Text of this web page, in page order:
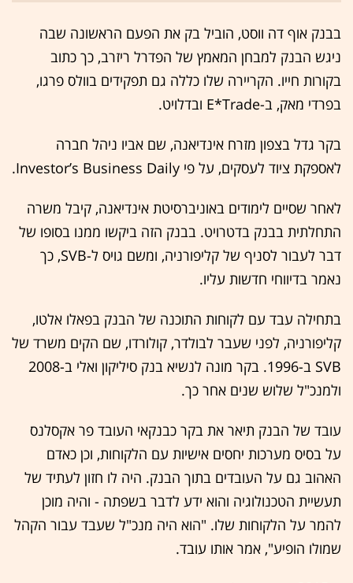
בבנק אוף דה ווסט, הוביל בק את הפעם הראשונה שבה
ניגש הבנק למבחן המאמץ של הפדרל ריזרב, כך כתוב
בקורות חייו. הקריירה שלו כללה גם תפקידים בוולס פרגו,
בפרדי מאק, ב-E*Trade ובדלויט.
בקר גדל בצפון מזרח אינדיאנה, שם אביו ניהל חברה
לאספקת ציוד לעסקים, על פי Investor’s Business Daily.
לאחר שסיים לימודים באוניברסיטת אינדיאנה, קיבל משרה
התחלתית בבנק בדטרויט. בבנק הזה ביקשו ממנו בסופו של
דבר לעבור לסניף של קליפורניה, ומשם גויס ל-SVB, כך
נאמר בדיווחי חדשות עליו.
בתחילה עבד עם לקוחות התוכנה של הבנק בפאלו אלטו,
קליפורניה, לפני שעבר לבולדר, קולורדו, שם הקים משרד של
SVB ב-1996. בקר מונה לנשיא בנק סיליקון ואלי ב-2008
ולמנכ"ל שלוש שנים אחר כך.
עובד של הבנק תיאר את בקר כבנקאי העובד פר אקסלנס
על בסיס מערכות יחסים אישיות עם הלקוחות, וכן כאדם
האהוב גם על העובדים בתוך הבנק. היה לו חזון לעתיד של
תעשיית הטכנולוגיה והוא ידע לדבר בשפתה - והיה מוכן
להמר על הלקוחות שלו. "הוא היה מנכ"ל שעבד עבור הקהל
שמולו הופיע", אמר אותו עובד.